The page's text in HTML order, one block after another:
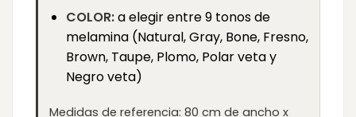
COLOR:a elegir entre 9 tonos de
melamina (Natural, Gray, Bone, Fresno,
Brown, Taupe, Plomo, Polar veta y
Negro veta)
Medidas de referencia: 80 cm de ancho x